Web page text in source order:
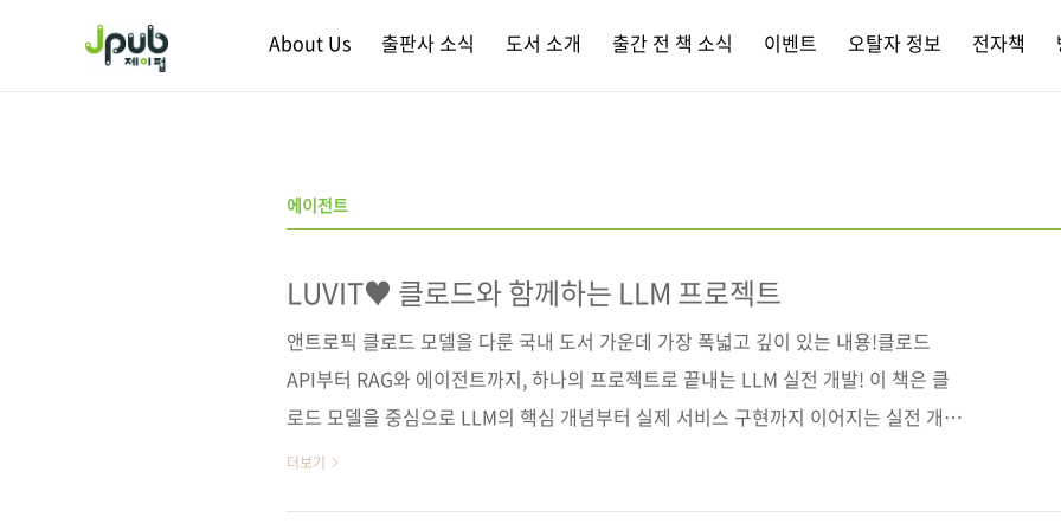
About Us 출판사 소식 도서 소개 출간 전 책 소식 이벤트 오탈자 정보 전자책
에이전트
LUVIT♥ 클로드와 함께하는 LLM 프로젝트
앤트로픽 클로드 모델을 다룬 국내 도서 가운데 가장 폭넓고 깊이 있는 내용!클로드
API부터 RAG와 에이전트까지, 하나의 프로젝트로 끝내는 LLM 실전 개발! 이 책은 클
로드 모델을 중심으로 LLM의 핵심 개념부터 실제 서비스 구현까지 이어지는 실전 개발
과정을 제시한다. 클로드 API와 리플릿, 프롬프트 엔지니어링을 통해 기초를 다지고, 박
더보기